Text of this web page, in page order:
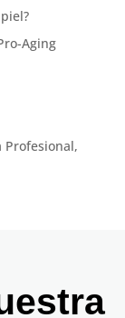
Aging
Profesional,